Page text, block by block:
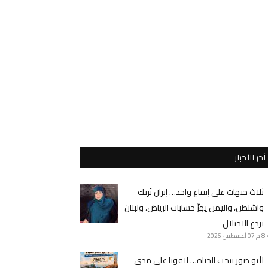
أخر الأخبار
ثلاث جبهات على إيقاع واحد… إيران تُربك
واشنطن، واليمن يهزّ حسابات الرياض، ولبنان
يردع الاحتلال
م 07 أغسطس 2026
لأنو صور بتحب الحياة… لاقونا على مدى